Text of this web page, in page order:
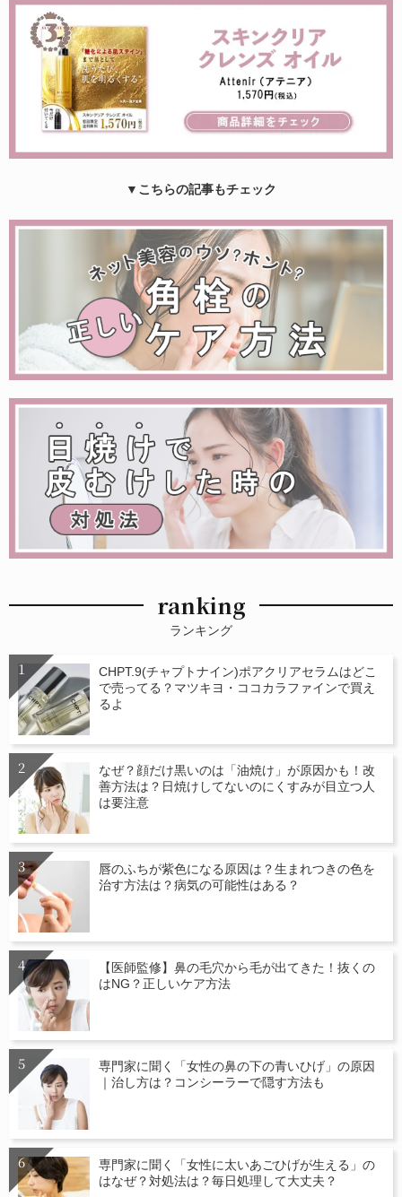
▼こちらの記事もチェック
ranking
ランキング
CHPT.9(チャプトナイン)ポアクリアセラムはどこ
で売ってる？マツキヨ・ココカラファインで買え
るよ
なぜ？顔だけ黒いのは「油焼け」が原因かも！改
善方法は？日焼けしてないのにくすみが目立つ人
は要注意
唇のふちが紫色になる原因は？生まれつきの色を
治す方法は？病気の可能性はある？
【医師監修】鼻の毛穴から毛が出てきた！抜くの
はNG？正しいケア方法
専門家に聞く「女性の鼻の下の青いひげ」の原因
｜治し方は？コンシーラーで隠す方法も
専門家に聞く「女性に太いあごひげが生える」の
はなぜ？対処法は？毎日処理して大丈夫？